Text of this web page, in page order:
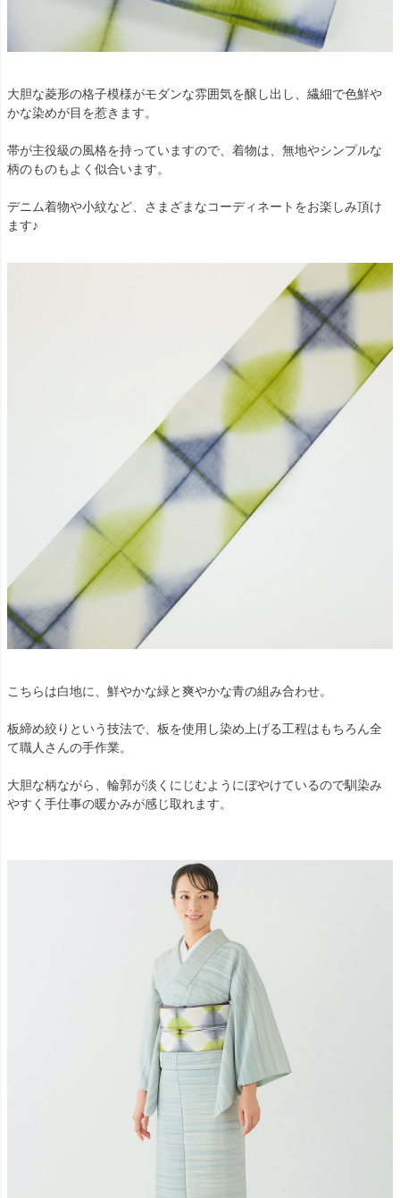
大胆な菱形の格子模様がモダンな雰囲気を醸し出し、繊細で色鮮や
かな染めが目を惹きます。
帯が主役級の風格を持っていますので、着物は、無地やシンプルな
柄のものもよく似合います。
デニム着物や小紋など、さまざまなコーディネートをお楽しみ頂け
ます♪
こちらは白地に、鮮やかな緑と爽やかな青の組み合わせ。
板締め絞りという技法で、板を使用し染め上げる工程はもちろん全
て職人さんの手作業。
大胆な柄ながら、輪郭が淡くにじむようにぼやけているので馴染み
やすく手仕事の暖かみが感じ取れます。